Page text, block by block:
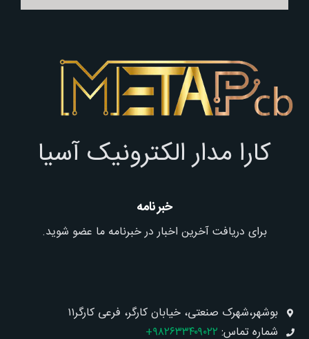
کارا مدار الکترونیک آسیا
خبر نامه
برای دریافت آخرین اخبار در خبرنامه ما عضو شوید.
بوشهر،شهرک صنعتی، خیابان کارگر، فرعی کارگر۱۱
شماره تماس: ۹۸۲۶۳۳۴۰۹۰۲۲+